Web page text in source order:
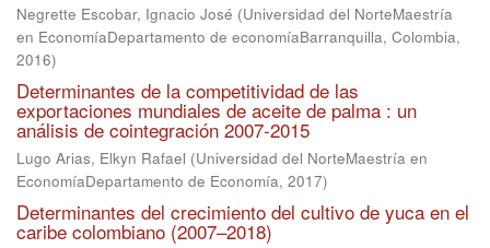
Negrette Escobar, Ignacio José (Universidad del NorteMaestría
en EconomíaDepartamento de economíaBarranquilla, Colombia,
2016)
Determinantes de la competitividad de las
exportaciones mundiales de aceite de palma : un
análisis de cointegración 2007-2015
Lugo Arias, Elkyn Rafael (Universidad del NorteMaestría en
EconomíaDepartamento de Economía, 2017)
Determinantes del crecimiento del cultivo de yuca en el
caribe colombiano (2007–2018)